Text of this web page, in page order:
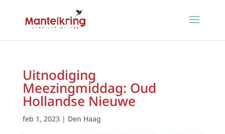
Uitnodiging
Meezingmiddag: Oud
Hollandse Nieuwe
feb 1, 2023| Den Haag